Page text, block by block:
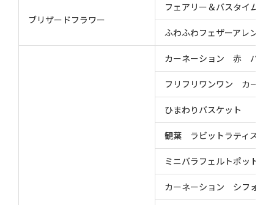
ブリザードフラワー
フェアリー＆バスタイムセ
ふわふわフェザーアレンジ
カーネーション 赤 バス
フリフリワンワン カーネ
ひまわりバスケット
観葉 ラビットラティス
ミニバラフェルトポット
カーネーション シフォン